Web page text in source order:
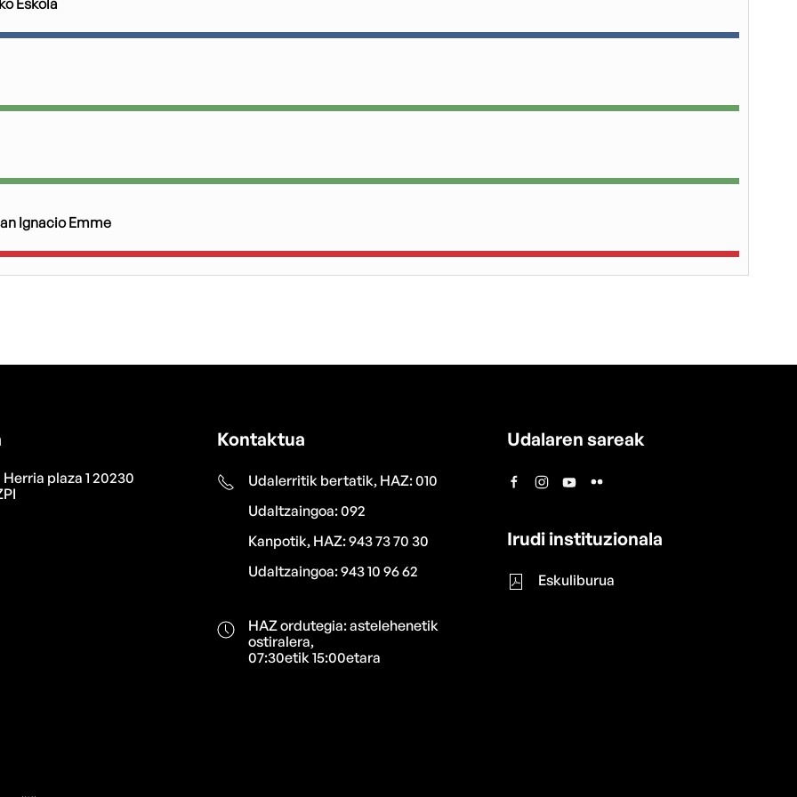
Ignacio Emme
Herria plaza 1 20230
Kontaktua
Udalerritik bertatik, HAZ: 010
Udaltzaingoa: 092
Kanpotik, HAZ: 943 73 70 30
Udaltzaingoa: 943 10 96 62
HAZ ordutegia: astelehenetik
ostiralera,
07:30etik 15:00etara
Udalaren sareak
Irudi instituzionala
Eskuliburua